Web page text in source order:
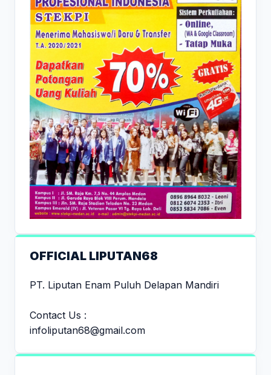
OFFICIAL LIPUTAN68
PT. Liputan Enam Puluh Delapan Mandiri
Contact Us :
infoliputan68@gmail.com